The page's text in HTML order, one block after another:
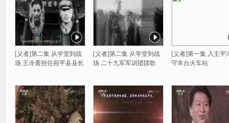
[义者]第二集 从学堂到战
场 王冷斋担任宛平县县长
[义者]第二集 从学堂到战
场 二十九军军训团团歌
[义者]第一集 入主平
守丰台火车站